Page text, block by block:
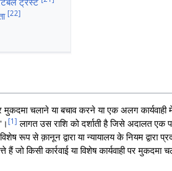
[22]
चलाने या बचाव करने या एक अलग कार्यवाही
[1] लागत उस राशि को दर्शाती है जिसे अदालत एक
से क़ानून द्वारा या न्यायालय के नियम द्वारा
जो किसी कार्रवाई या विशेष कार्यवाही पर